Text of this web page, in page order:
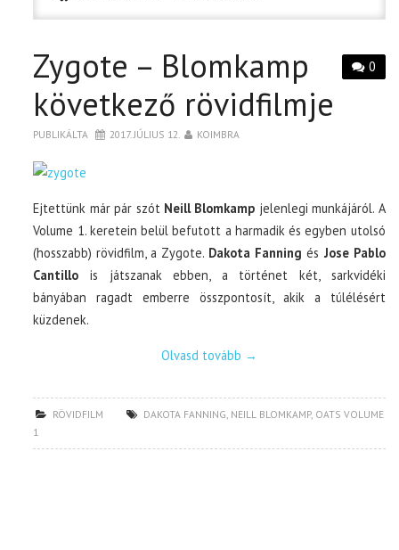
BOXOFFICE
TOP10
KULISSZA
CIKK
PÓLÓ RENDELÉS
0
Zygote – Blomkamp
következő rövidfilmje
PUBLIKÁLTA 2017. JÚLIUS 12. KOIMBRA
Ejtettünk már pár szót Neill Blomkamp jelenlegi munkájáról. A
Volume 1. keretein belül befutott a harmadik és egyben utolsó
(hosszabb) rövidfilm, a Zygote. Dakota Fanning és Jose Pablo
Cantillo is játszanak ebben, a történet két, sarkvidéki
bányában ragadt emberre összpontosít, akik a túlélésért
küzdenek.
Olvasd tovább →
RÖVIDFILM DAKOTA FANNING, NEILL BLOMKAMP, OATS VOLUME
1